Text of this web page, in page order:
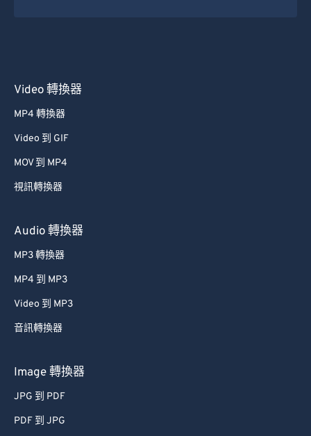
Video 轉換器
MP4 轉換器
Video 到 GIF
MOV 到 MP4
視訊轉換器
Audio 轉換器
MP3 轉換器
MP4 到 MP3
Video 到 MP3
音訊轉換器
Image 轉換器
JPG 到 PDF
PDF 到 JPG